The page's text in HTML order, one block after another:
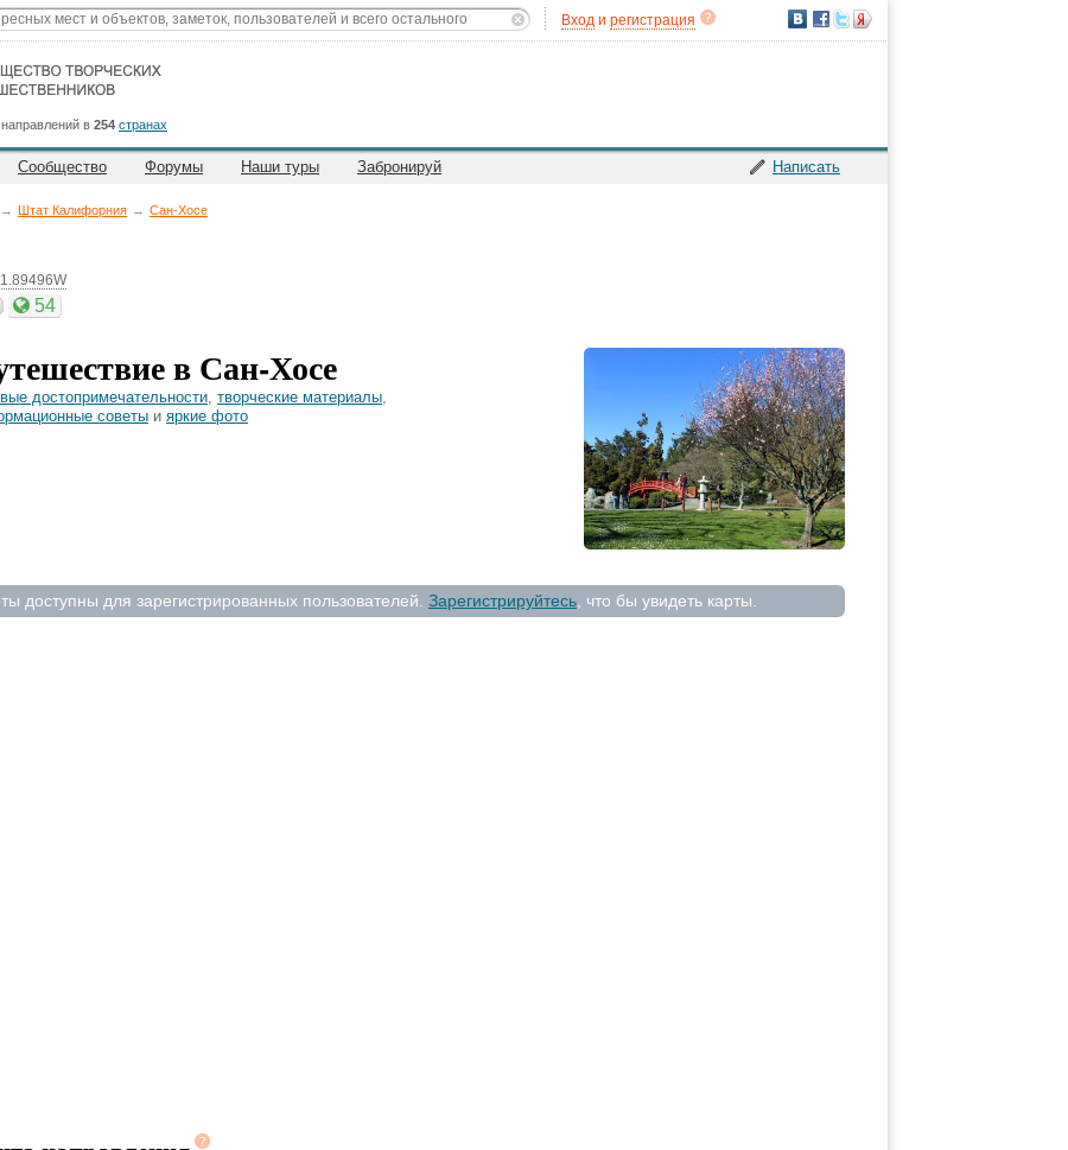
Вход и регистрация
направлений в 254 странах
Написать
Сообщество Форумы Наши туры Забронируй
→ Штат Калифорния → Сан-Хосе
54
в Сан-Хосе
достопримечательности, творческие материалы,
советы и яркие фото
доступны для зарегистрированных пользователей. Зарегистрируйтесь , что бы увидеть карты.